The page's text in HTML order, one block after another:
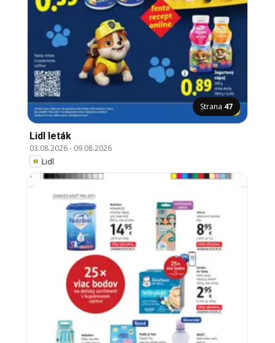
Strana 47
Lidl leták
03.08.2026- 09.08.2026
Lidl